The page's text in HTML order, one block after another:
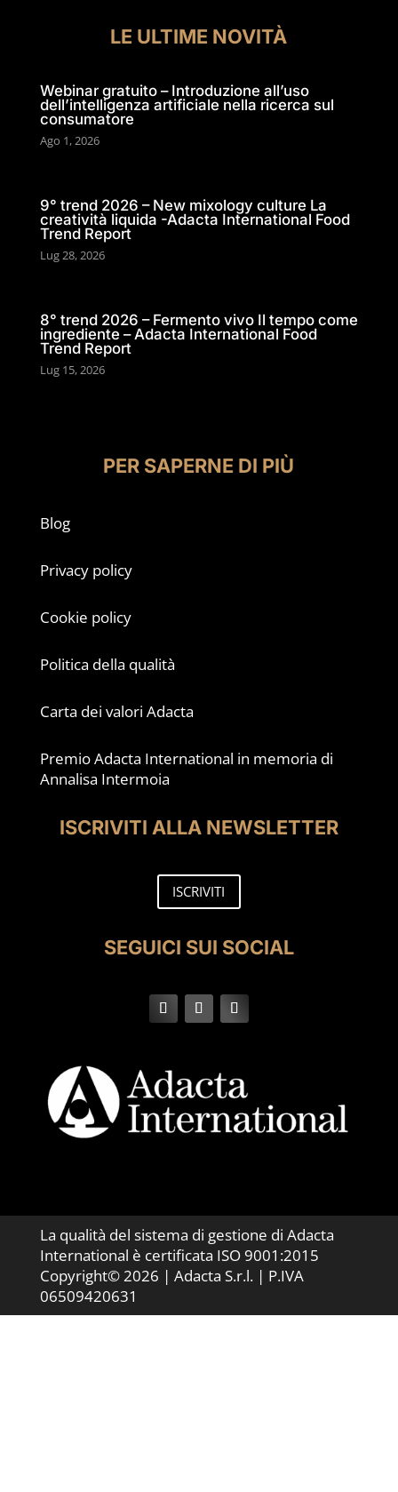
LE ULTIME NOVITÀ
Webinar gratuito – Introduzione all’uso
dell’intelligenza artificiale nella ricerca sul
consumatore
Ago 1, 2026
9° trend 2026 – New mixology culture La
creatività liquida -Adacta International Food
Trend Report
Lug 28, 2026
8° trend 2026 – Fermento vivo Il tempo come
ingrediente – Adacta International Food
Trend Report
Lug 15, 2026
PER SAPERNE DI PIÙ
Blog
Privacy policy
Cookie policy
Politica della qualità
Carta dei valori Adacta
Premio Adacta International in memoria di
Annalisa Intermoia
ISCRIVITI ALLA NEWSLETTER
ISCRIVITI
SEGUICI SUI SOCIAL
La qualità del sistema di gestione di Adacta
International è certificata ISO 9001:2015
Copyright© 2026 | Adacta S.r.l. | P.IVA
06509420631